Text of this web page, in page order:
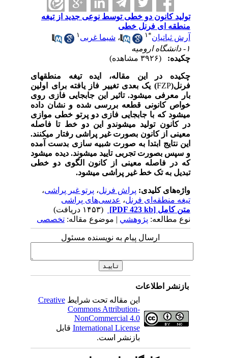
تولید کانون دو خطی توسط نوعی جدید از تیغه
منطقه ای فرنل خطی
آرش ثباتیان *۱ ،شیما غربی
چکیده:
چکیده در این مقاله، ایده تیغه منطقه­ای
فرنل( FZP
) یک بعدی تغییر فاز یافته برای اولین
بار معرفی می­شود. تاثیر این جابجایی فازی روی
خواص کانونی قطعه بررسی شده و نشان داده
می­شود که با جابجایی فازی دو پرتو خطی موازی
در کانون تولید می­شوندو این دو خط تا فاصله
معینی از کانون بصورت غیر پراشی رفتار می­کنند.
این نتایج ابتدا به صورت شبیه سازی بدست آمده
و سپس بصورت تجربی تایید می­شوند. دیده می­شود
که در فاصله معینی از کانون الگوی دو خطی
تبدیل به تک خط غیر پراشی می­شود.
واژه‌های کلیدی:پراش فرنل،پرتو غیر پراشی،
تیغه منطقه‌ای فرنل،عدسی‌های پراشی
متن کامل[PDF 423 kb]
نوع مطالعه:پژوهشي| موضوع مقاله:تخصصی
ارسال پیام به نویسنده مسئول
بازنشر اطلاعات
این مقاله تحت شرایطCreative
Commons Attribution-
NonCommercial 4.0
International Licenseقابل
بازنشر است.